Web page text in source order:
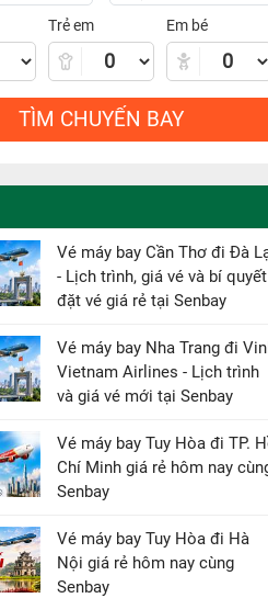
Trẻ em Em bé
TÌM CHUYẾN BAY
Vé máy bay Cần Thơ đi Đà
- Lịch trình, giá vé và bí quyết
đặt vé giá rẻ tại Senbay
Vé máy bay Nha Trang đi
Vietnam Airlines - Lịch trình
và giá vé mới tại Senbay
Vé máy bay Tuy Hòa đi TP.
Chí Minh giá rẻ hôm nay
Senbay
Vé máy bay Tuy Hòa đi Hà
Nội giá rẻ hôm nay cùng
Senbay